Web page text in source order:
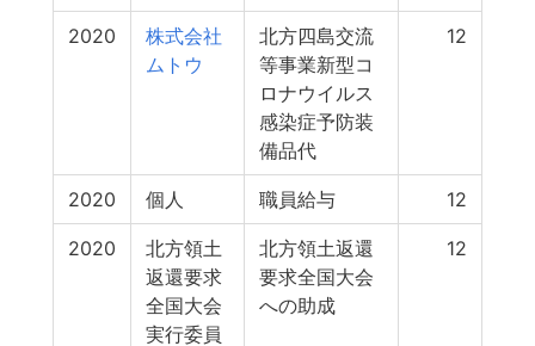
2020
株式会社
ムトウ
北方四島交流
等事業新型コ
ロナウイルス
感染症予防装
備品代
12
2020 個人 職員給与 12
2020
北方領土
返還要求
全国大会
実行委員
北方領土返還
要求全国大会
への助成
12